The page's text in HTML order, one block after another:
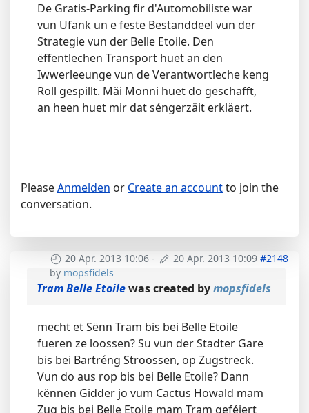
De Gratis-Parking fir d'Automobiliste war
vun Ufank un e feste Bestanddeel vun der
Strategie vun der Belle Etoile. Den
ëffentlechen Transport huet an den
Iwwerleeunge vun de Verantwortleche keng
Roll gespillt. Mäi Monni huet do geschafft,
an heen huet mir dat séngerzäit erkläert.
PleaseAnmelden or Create an accountto join the
conversation.
20 Apr. 2013 10:06 - 20 Apr. 2013 10:09 #2148
by mopsfidels
Tram Belle Etoilewas created bymopsfidels
mecht et Sënn Tram bis bei Belle Etoile
fueren ze loossen? Su vun der Stadter Gare
bis bei Bartréng Stroossen, op Zugstreck.
Vun do aus rop bis bei Belle Etoile? Dann
kënnen Gidder jo vum Cactus Howald mam
Zug bis bei Belle Etoile mam Tram geféiert